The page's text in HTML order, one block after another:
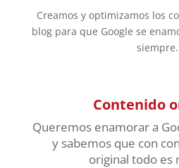
Creamos y optimizamos los
blog para que Google se
siempre.
Contenido
Queremos enamorar a
y sabemos que con
original todo es